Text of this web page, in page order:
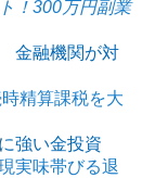
！300万円副業
金融機関が対
精算課税を大
強い金投資
実味帯びる退